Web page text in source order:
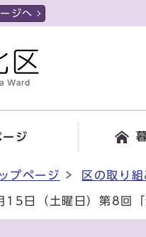
ジへ
ージ
プページ 区の取り組
15日（土曜日）第8回「